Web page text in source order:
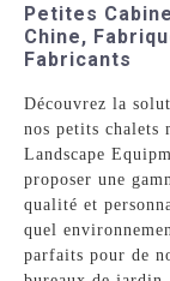
Petites
Chine,
Fabricants
Découvrez la
nos petits chalets
Landscape
proposer une
qualité et
quel
parfaits pour de